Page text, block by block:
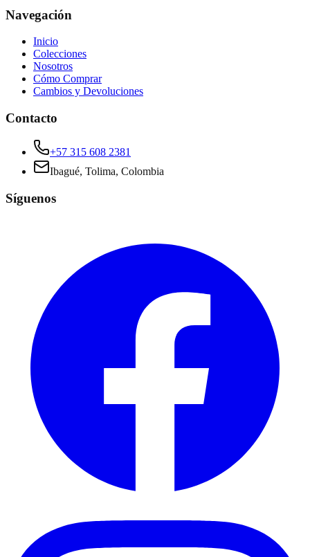
Navegación
Inicio
Colecciones
Nosotros
Cómo Comprar
Cambios y Devoluciones
Contacto
+57 315 608 2381
Ibagué, Tolima, Colombia
Síguenos